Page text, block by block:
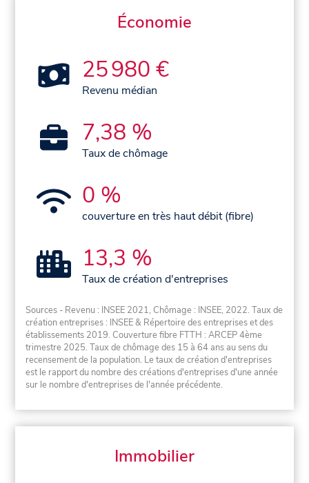
Économie
25 980 €
Revenu médian
7,38 %
Taux de chômage
0 %
couverture en très haut débit (fibre)
13,3 %
Taux de création d'entreprises
Sources - Revenu : INSEE 2021, Chômage : INSEE, 2022. Taux de
création entreprises : INSEE & Répertoire des entreprises et des
établissements 2019. Couverture fibre FTTH : ARCEP 4ème
trimestre 2025. Taux de chômage des 15 à 64 ans au sens du
recensement de la population. Le taux de création d'entreprises
est le rapport du nombre des créations d'entreprises d'une année
sur le nombre d'entreprises de l'année précédente.
Immobilier